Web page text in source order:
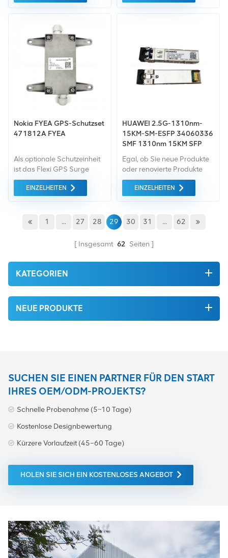
Modulen
Nokia FYEA GPS-Schutzset
471812A FYEA
Als optionale Schutzeinheit
ist das Flexi GPS Surge
Protector Kit (FYEA)
erhältlich das Systemmodul
Stromspitzen
EINZELHEITEN
HUAWEI 2.5G-1310nm-
15KM-SM-ESFP 34060336
SMF 1310nm 15KM SFP
Egal, ob Sie neue Produkte
oder renovierte Produkte
benötigen, wir kümmern uns
um alles Garantie als
höchste Qualität . All dies
Preis angeboten.
EINZELHEITEN
1 ... 27 28 29 30 31 ... 62
Insgesamt 62 Seiten
KATEGORIEN
NEUE PRODUKTE
SUCHEN SIE EINEN PARTNER FÜR DEN START
IHRES OEM/ODM-PROJEKTS?
Schnelle Probenahme (5~10 Tage)
Kostenlose Designbewertung
Kürzere Vorlaufzeit (45–60 Tage)
HOLEN SIE SICH EIN KOSTENLOSES ANGEBOT